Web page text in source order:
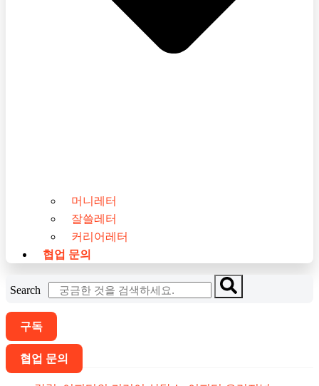
머니레터
잘쓸레터
커리어레터
협업 문의
Search
구독
협업 문의